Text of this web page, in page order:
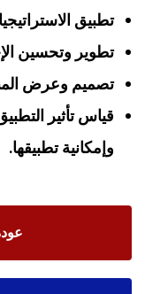
تطبيق
تطوير وتحسين
تصميم وعرض
قياس تأثير
وإمكانية تطبيقها.